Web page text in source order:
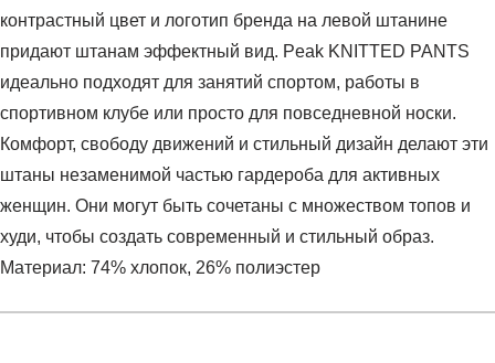
контрастный цвет и логотип бренда на левой штанине
придают штанам эффектный вид. Peak KNITTED PANTS
идеально подходят для занятий спортом, работы в
спортивном клубе или просто для повседневной носки.
Комфорт, свободу движений и стильный дизайн делают эти
штаны незаменимой частью гардероба для активных
женщин. Они могут быть сочетаны с множеством топов и
худи, чтобы создать современный и стильный образ.
Материал: 74% хлопок, 26% полиэстер